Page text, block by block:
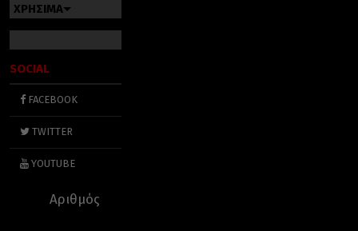
ΧΡΗΣΙΜΑ
SOCIAL
FACEBOOK
TWITTER
YOUTUBE
Αριθμός